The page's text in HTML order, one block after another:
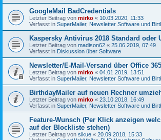
GoogleMail BadCredentials
Letzter Beitrag von mirko « 10.03.2020, 11:33
Verfasst in SuperMailer, Newsletter Software und
Kaspersky Antivirus 2018 Standard oder
Letzter Beitrag von madison62 « 25.06.2019, 07:49
Verfasst in Diskussion über Software
Newsletter/E-Mail-Versand über Office 365
Letzter Beitrag von mirko « 04.01.2019, 13:51
Verfasst in SuperMailer, Newsletter Software und
BirthdayMailer auf neuen Rechner
Letzter Beitrag von mirko « 23.10.2018, 16:49
Verfasst in SuperMailer, Newsletter Software und
Feature-Wunsch (Per Klick anzeigen
auf der Blockliste stehen)
Letzter Beitrag von sikue « 20.09.2018, 15:33